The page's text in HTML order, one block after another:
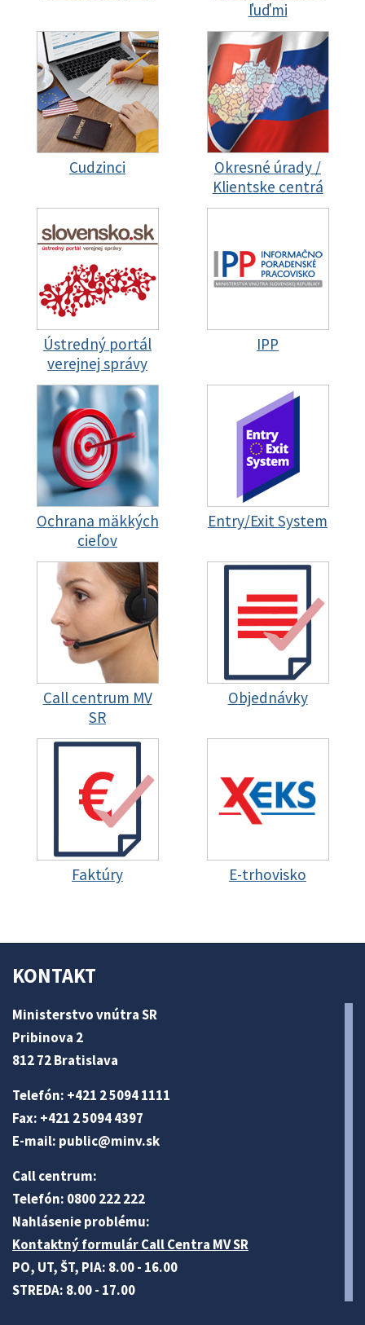
ľuďmi
Cudzinci
Okresné úrady /
Klientske centrá
Ústredný portál
verejnej správy
IPP
Ochrana mäkkých
cieľov
Entry/Exit System
Call centrum MV
SR
Objednávky
Faktúry E-trhovisko
KONTAKT
Ministerstvo vnútra SR
Pribinova 2
812 72 Bratislava
Telefón: +421 2 5094 1111
Fax: +421 2 5094 4397
E-mail: public@minv.sk
Call centrum:
Telefón: 0800 222 222
Nahlásenie problému:
Kontaktný formulár Call Centra MV SR
PO, UT, ŠT, PIA: 8.00 - 16.00
STREDA: 8.00 - 17.00